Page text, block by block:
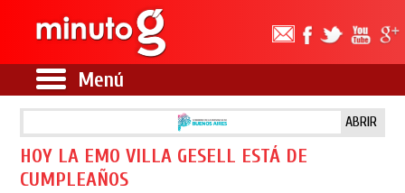
Menú
ABRIR
HOY LA EMO VILLA GESELL ESTÁ DE
CUMPLEAÑOS